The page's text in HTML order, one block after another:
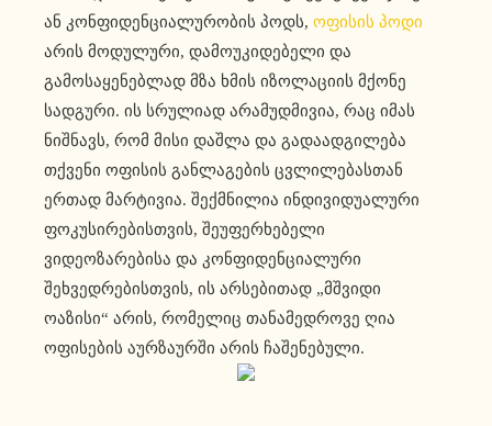
ან კონფიდენციალურობის პოდს, ოფისის პოდი
არის მოდულური, დამოუკიდებელი და
გამოსაყენებლად მზა ხმის იზოლაციის მქონე
სადგური. ის სრულიად არამუდმივია, რაც იმას
ნიშნავს, რომ მისი დაშლა და გადაადგილება
თქვენი ოფისის განლაგების ცვლილებასთან
ერთად მარტივია. შექმნილია ინდივიდუალური
ფოკუსირებისთვის, შეუფერხებელი
ვიდეოზარებისა და კონფიდენციალური
შეხვედრებისთვის, ის არსებითად „მშვიდი
ოაზისი“ არის, რომელიც თანამედროვე ღია
ოფისების აურზაურში არის ჩაშენებული.